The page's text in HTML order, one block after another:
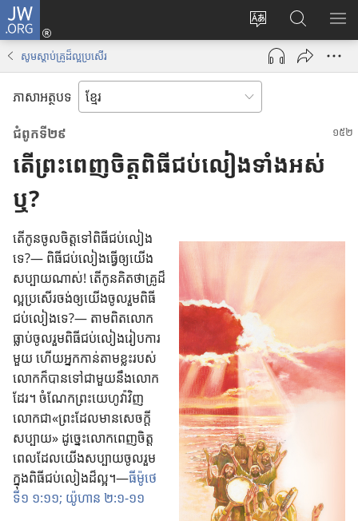
W
O
ទំ
រ
ប្
ដូ
ភា
សា
ណ
(
ក
n
d
o
w
ថ្
មី
)
ស្
វែ
ង
មា
G
ប
ហា
ញ្
សូម​ស្តាប់​គ្រូ​ដ៏​ល្អ​ប្រសើរ
ភាសាអត្ថបទ
ជំពូក​ទី​២៩
តើ​ព្រះ​ពេញ​ចិត្ត​ពិធី​ជប់​លៀង​ទាំង​អស់​
ឬ?
តើ​កូន​ចូល​ចិត្ត​ទៅ​ពិធី​ជប់​លៀង​
ទេ?— ពិធី​ជប់​លៀង​ធ្វើ​ឲ្យ​យើង​
សប្បាយ​ណាស់! តើ​កូន​គិត​ថា​គ្រូ​ដ៏​
ល្អ​ប្រសើរ​ចង់​ឲ្យ​យើង​ចូល​រួម​ពិធី​
ជប់​លៀង​ទេ?— តាម​ពិត​លោក​
ធ្លាប់​ចូល​រួម​ពិធី​ជប់​លៀង​រៀប​ការ​
មួយ ហើយ​អ្នក​កាន់​តាម​ខ្លះ​របស់​
លោក​ក៏​បាន​ទៅ​ជា​មួយ​នឹង​លោក​
ដែរ។ ចំណែក​ព្រះ​យេហូវ៉ា​វិញ
លោក​ជា​«​ព្រះ​ដែល​មាន​សេចក្ដី​
សប្បាយ​»​ ដូច្នេះ​លោក​ពេញ​ចិត្ត​
ពេល​ដែល​យើង​សប្បាយ​ចូល​រួម​
ក្នុង​ពិធី​ជប់​លៀង​ដ៏​ល្អ។—ធីម៉ូថេ​
ទី១ ១:១១; យ៉ូហាន ២:១​-​១១